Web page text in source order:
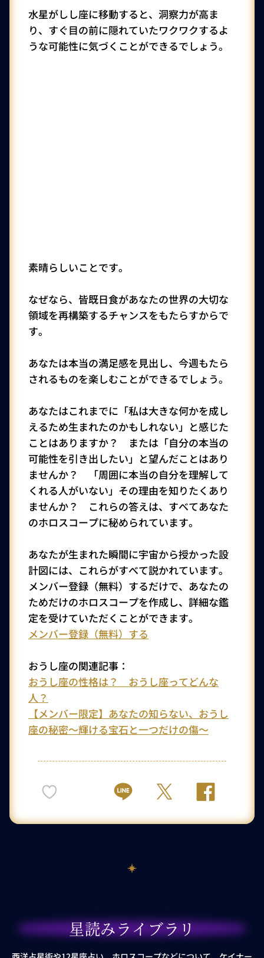
水星がしし座に移動すると、洞察力が高ま
り、すぐ目の前に隠れていたワクワクするよ
うな可能性に気づくことができるでしょう。
素晴らしいことです。
なぜなら、皆既日食があなたの世界の大切な
領域を再構築するチャンスをもたらすからで
す。
あなたは本当の満足感を見出し、今週もたら
されるものを楽しむことができるでしょう。
あなたはこれまでに「私は大きな何かを成し
えるため生まれたのかもしれない」と感じた
ことはありますか？ または「自分の本当の
可能性を引き出したい」と望んだことはあり
ませんか？ 「周囲に本当の自分を理解して
くれる人がいない」その理由を知りたくあり
ませんか？ これらの答えは、すべてあなた
のホロスコープに秘められています。
あなたが生まれた瞬間に宇宙から授かった設
計図には、これらがすべて説かれています。
メンバー登録（無料）するだけで、あなたの
ためだけのホロスコープを作成し、詳細な鑑
定を受けていただくことができます。
メンバー登録（無料）する
おうし座の関連記事：
おうし座の性格は？ おうし座ってどんな
人？
【メンバー限定】あなたの知らない、おうし
座の秘密～輝ける宝石と一つだけの傷～
星読みライブラリ